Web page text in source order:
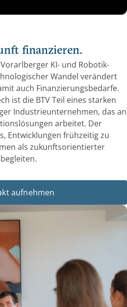
finanzieren.
KI- und Robotik-
Wandel verändert
auch Finanzierungsbedarfe.
ist die BTV Teil eines starken
Industrieunternehmen, das an
arbeitet. Der
Entwicklungen frühzeitig zu
als zukunftsorientierter
aufnehmen